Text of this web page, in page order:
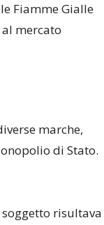
Fiamme Gialle
mercato
marche,
di Stato.
risultava